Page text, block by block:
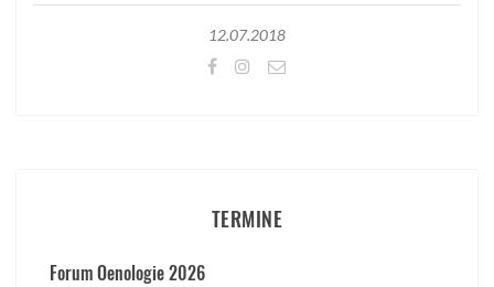
12.07.2018
TERMINE
Forum Oenologie 2026